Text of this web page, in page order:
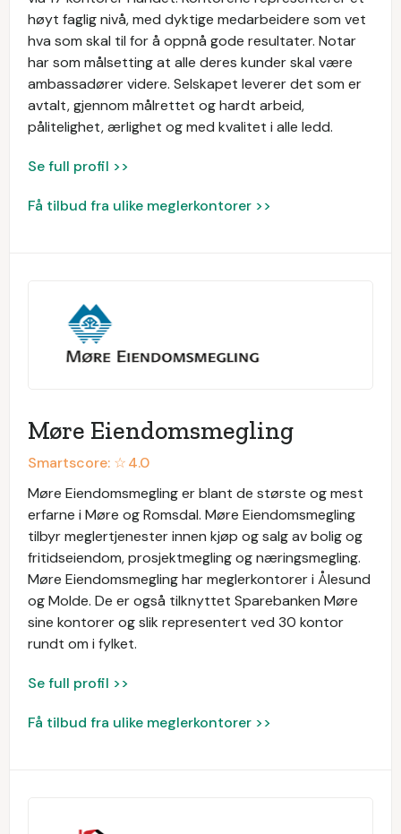
høyt faglig nivå, med dyktige medarbeidere som vet
hva som skal til for å oppnå gode resultater. Notar
har som målsetting at alle deres kunder skal være
ambassadører videre. Selskapet leverer det som er
avtalt, gjennom målrettet og hardt arbeid,
pålitelighet, ærlighet og med kvalitet i alle ledd.
Se full profil >>
Få tilbud fra ulike meglerkontorer >>
Møre Eiendomsmegling
Smartscore: ☆4.0
Møre Eiendomsmegling er blant de største og mest
erfarne i Møre og Romsdal. Møre Eiendomsmegling
tilbyr meglertjenester innen kjøp og salg av bolig og
fritidseiendom, prosjektmegling og næringsmegling.
Møre Eiendomsmegling har meglerkontorer i Ålesund
og Molde. De er også tilknyttet Sparebanken Møre
sine kontorer og slik representert ved 30 kontor
rundt om i fylket.
Se full profil >>
Få tilbud fra ulike meglerkontorer >>